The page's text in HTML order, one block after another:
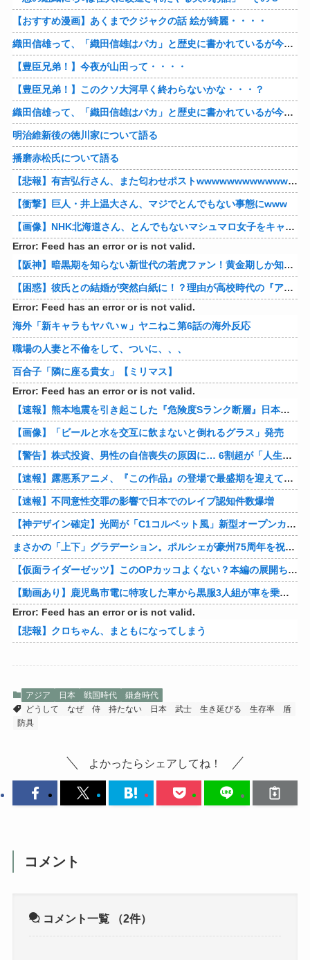
【おすすめ漫画】あくまでクジャクの話 絵が綺麗・・・・
織田信雄って、「織田信雄はバカ」と歴史に書かれているが今まで家が残っているんでバカではないよな？
【豊臣兄弟！】今夜が山田って・・・・
【豊臣兄弟！】このクソ大河早く終わらないかな・・・？
織田信雄って、「織田信雄はバカ」と歴史に書かれているが今まで家が残っているんでバカではないよな？
明治維新後の徳川家について語る
播磨赤松氏について語る
【悲報】有吉弘行さん、また匂わせポストwwwwwwwwwwwwwwww
【衝撃】巨人・井上温大さん、マジでとんでもない事態にwww
【画像】NHK北海道さん、とんでもないマシュマロ女子をキャスターに起用してしまうwwwwwwww
Error: Feed has an error or is not valid.
【阪神】暗黒期を知らない新世代の若虎ファン！黄金期しか知らない現代のファン事情と驚きのリアル
【困惑】彼氏との結婚が突然白紙に！？理由が高校時代の『アレ』だったｗｗｗｗ 他
Error: Feed has an error or is not valid.
海外「新キャラもヤバいｗ」ヤニねこ第6話の海外反応
職場の人妻と不倫をして、ついに、、、
百合子「隣に座る貴女」【ミリマス】
Error: Feed has an error or is not valid.
【速報】熊本地震を引き起こした『危険度Sランク断層』日本のド真ん中に10カ所もあると判明
【画像】「ビールと水を交互に飲まないと倒れるグラス」発売
【警告】株式投資、男性の自信喪失の原因に… 6割超が「人生の敗者」自認
【速報】露悪系アニメ、『この作品』の登場で最盛期を迎えてしまう…
【速報】不同意性交罪の影響で日本でのレイプ認知件数爆増
【神デザイン確定】光岡が「C1コルベット風」新型オープンカーの最新ティーザー画像を公開、マツダ・ロードスターの信頼性にレトロな外観がドッキング
まさかの「上下」グラデーション。ポルシェが豪州75周年を祝う特別モデル「911 Turbo S Land Down Under」を発表、1951年の「見果てぬ夢」が内外装に再現
【仮面ライダーゼッツ】このOPカッコよくない？本編の展開ちゃんと反映してて完成度高いし
【動画あり】鹿児島市電に特攻した車から黒服3人組が車を乗り捨てて逃走
Error: Feed has an error or is not valid.
【悲報】クロちゃん、まともになってしまう
アジア 日本 戦国時代
鎌倉時代
どうして
なぜ 侍 持たない 日本 武士 生き延びる 生存率
盾
防具
よかったらシェアしてね！
コメント
コメント一覧 （2件）